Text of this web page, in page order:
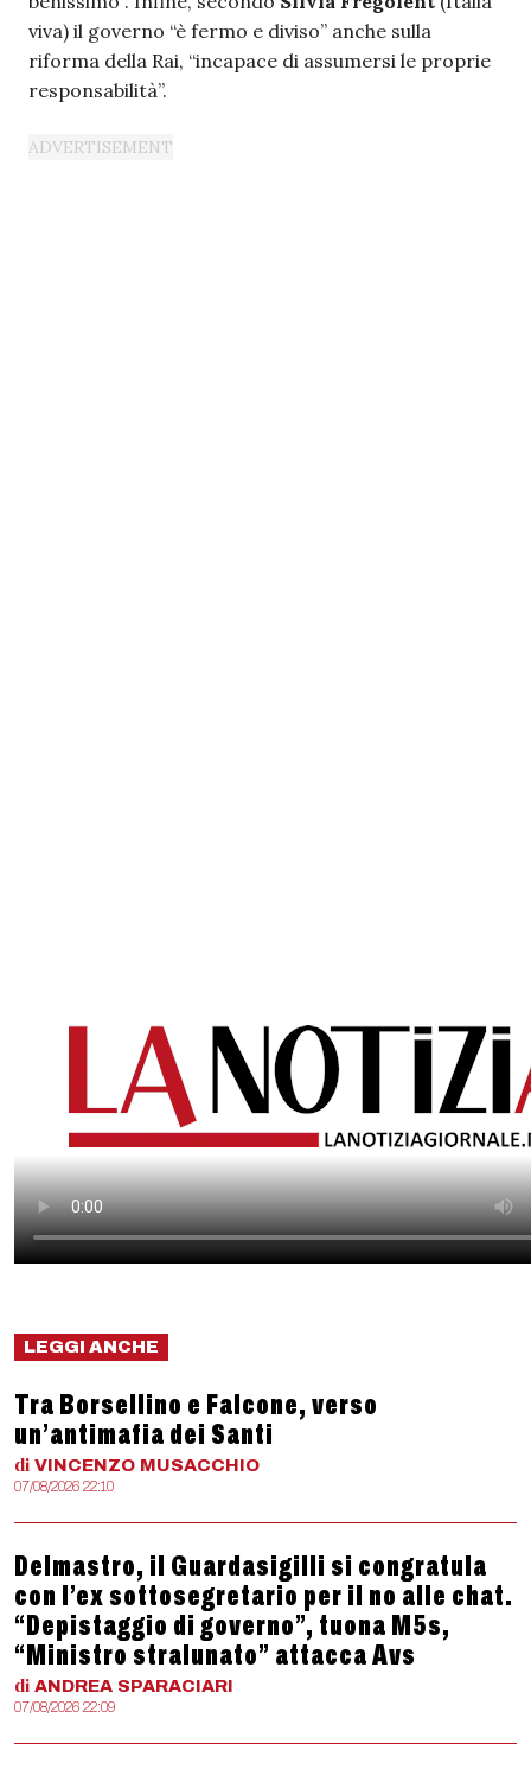
viva) il governo “è fermo e diviso” anche sulla
riforma della Rai, “incapace di assumersi le proprie
responsabilità”.
LEGGI ANCHE
Tra Borsellino e Falcone, verso
un’antimafia dei Santi
di VINCENZO MUSACCHIO
07/08/2026 22:10
Delmastro, il Guardasigilli si congratula
con l’ex sottosegretario per il no alle chat.
“Depistaggio di governo”, tuona M5s,
“Ministro stralunato” attacca Avs
di ANDREA SPARACIARI
07/08/2026 22:09